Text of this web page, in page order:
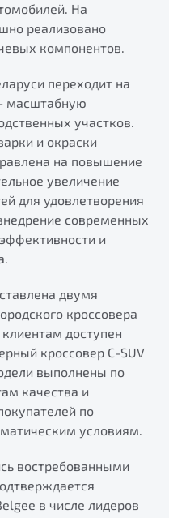
На
реализовано
компонентов.
переходит на
масштабную
участков.
и окраски
на повышение
увеличение
для удовлетворения
современных
и
двумя
кроссовера
доступен
кроссовер C-SUV
выполнены по
качества и
по
условиям.
востребованными
в числе лидеров